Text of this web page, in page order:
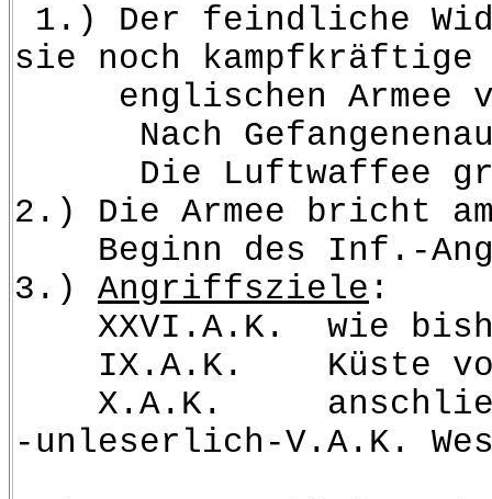
1.) Der feindliche
sie noch
englischen Armee
Nach
Die Luftwaffee griff
2.) Die Armee bricht
Beginn des Inf.-
3.) Angriffsziele :
XXVI.A.K. wie
IX.A.K. Küste von
X.A.K.
-unleserlich-V.A.K.